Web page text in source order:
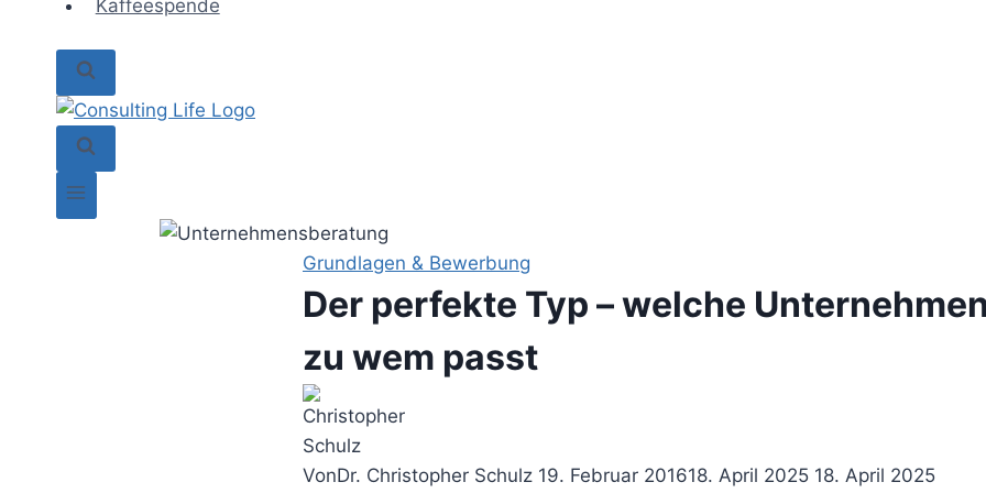
Kaffeespende
Grundlagen & Bewerbung
Der perfekte Typ – welche
zu wem passt
VonDr. Christopher Schulz 19. Februar 201618. April 2025 18. April 2025